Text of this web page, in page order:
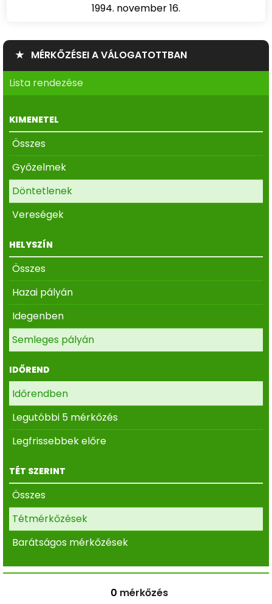
1994. november 16.
★ MÉRKŐZÉSEI A VÁLOGATOTTBAN
Lista rendezése
KIMENETEL
Összes
Győzelmek
Döntetlenek
Vereségek
HELYSZÍN
Összes
Hazai pályán
Idegenben
Semleges pályán
IDŐREND
Időrendben
Legutóbbi 5 mérkőzés
Legfrissebbek előre
TÉT SZERINT
Összes
Tétmérkőzések
Barátságos mérkőzések
0 mérkőzés